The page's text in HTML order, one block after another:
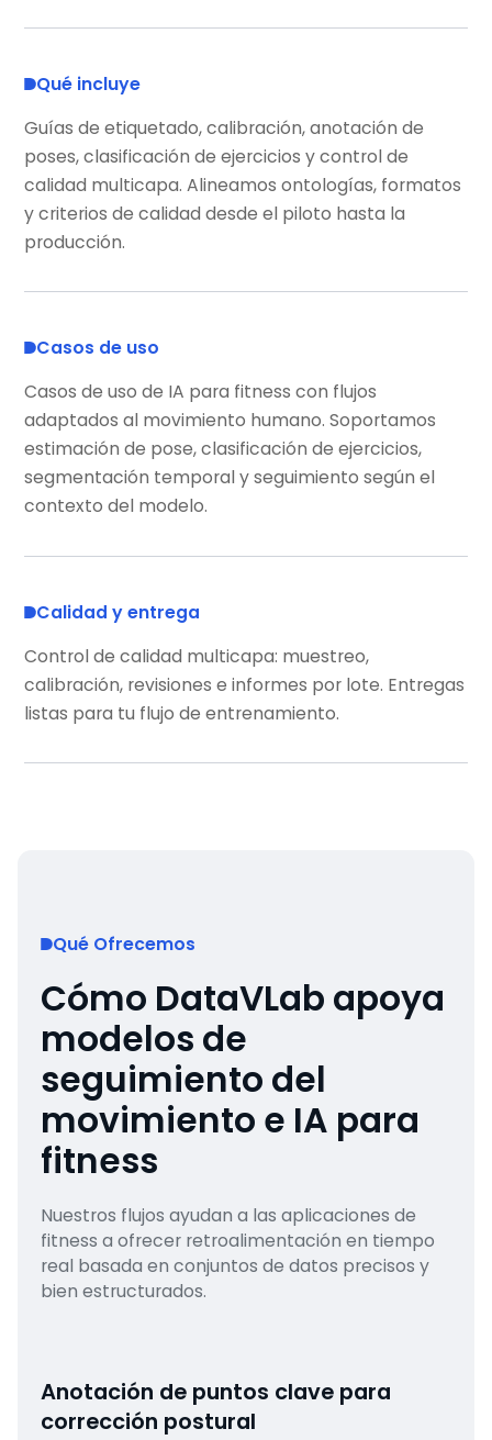
Qué incluye
Guías de etiquetado, calibración, anotación de
poses, clasificación de ejercicios y control de
calidad multicapa. Alineamos ontologías, formatos
y criterios de calidad desde el piloto hasta la
producción.
Casos de uso
Casos de uso de IA para fitness con flujos
adaptados al movimiento humano. Soportamos
estimación de pose, clasificación de ejercicios,
segmentación temporal y seguimiento según el
contexto del modelo.
Calidad y entrega
Control de calidad multicapa: muestreo,
calibración, revisiones e informes por lote. Entregas
listas para tu flujo de entrenamiento.
Qué Ofrecemos
Cómo DataVLab apoya
modelos de
seguimiento del
movimiento e IA para
fitness
Nuestros flujos ayudan a las aplicaciones de
fitness a ofrecer retroalimentación en tiempo
real basada en conjuntos de datos precisos y
bien estructurados.
Anotación de puntos clave para
corrección postural